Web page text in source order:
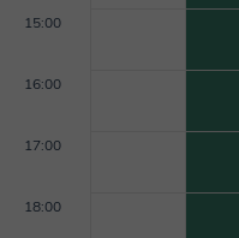
15:00
16:00
17:00
18:00